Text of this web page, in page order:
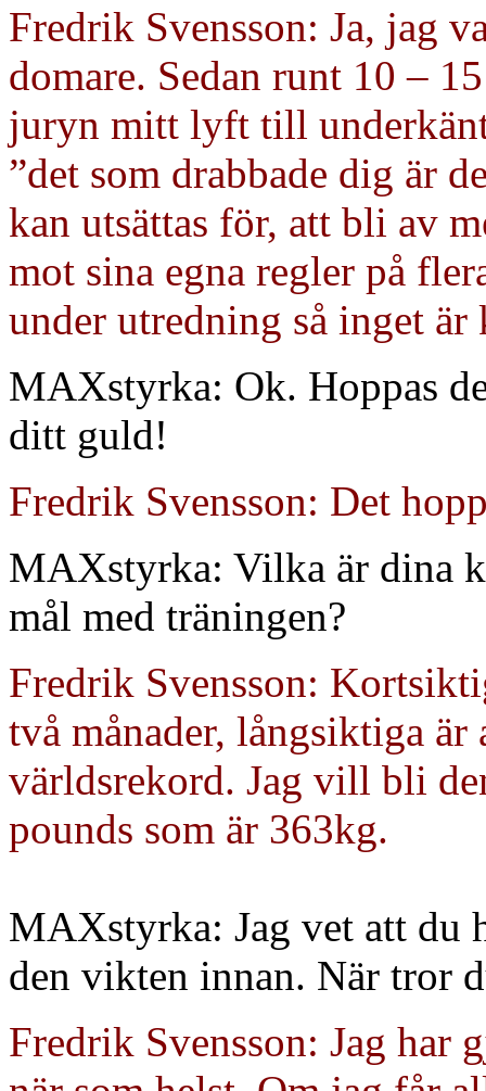
Fredrik Svensson: Ja, jag
domare. Sedan runt 10 –
juryn mitt lyft till underkänt
”det som drabbade dig är
kan utsättas för, att bli av
mot sina egna regler på
under utredning så inget är
MAXstyrka: Ok. Hoppas
ditt guld!
Fredrik Svensson: Det
MAXstyrka: Vilka är dina
mål med träningen?
Fredrik Svensson:
två månader, långsiktiga
världsrekord. Jag vill bli
pounds som är 363kg.
MAXstyrka: Jag vet att du
den vikten innan. När tror
Fredrik Svensson: Jag har